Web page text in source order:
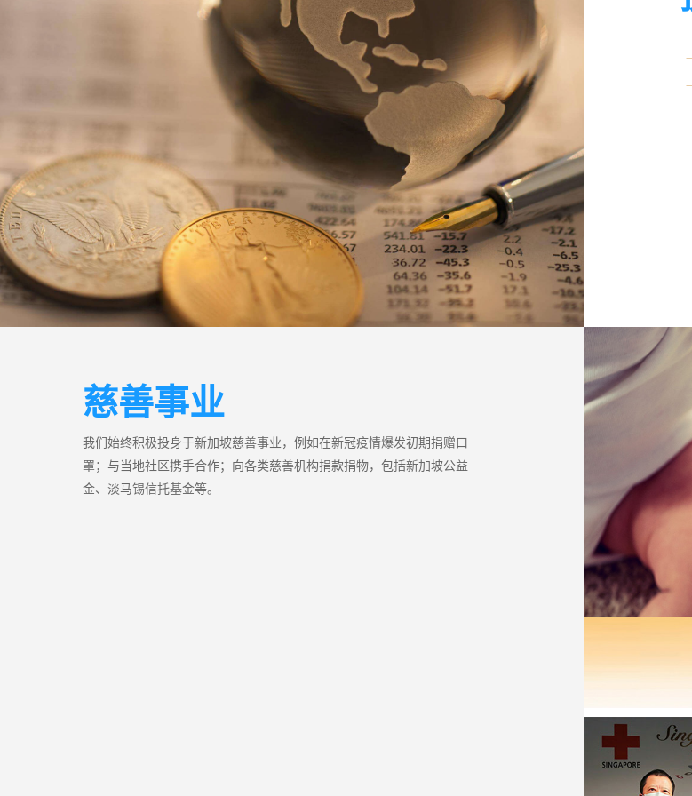
慈善事业
我们始终积极投身于新加坡慈善事业，例如在新冠疫情爆发初期捐赠口
罩；与当地社区携手合作；向各类慈善机构捐款捐物，包括新加坡公益
金、淡马锡信托基金等。